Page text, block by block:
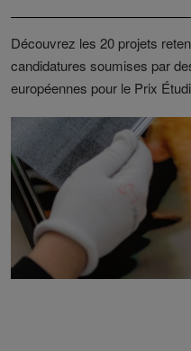
Découvrez les 20 projets
candidatures soumises par
européennes pour le Prix